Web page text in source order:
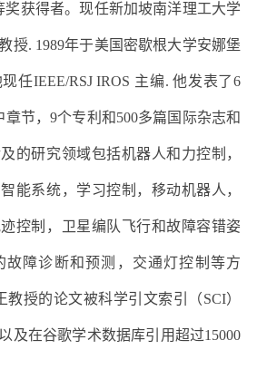
奖获得者。现任新加坡南洋理工大学
授. 1989年于美国密歇根大学安娜堡
任IEEE/RSJ IROS 主编. 他发表了6
节，9个专利和500多篇国际杂志和
的研究领域包括机器人和力控制，
能系统，学习控制，移动机器人，
控制，卫星编队飞行和故障容错姿
故障诊断和预测，交通灯控制等方
教授的论文被科学引文索引（SCI）
及在谷歌学术数据库引用超过15000